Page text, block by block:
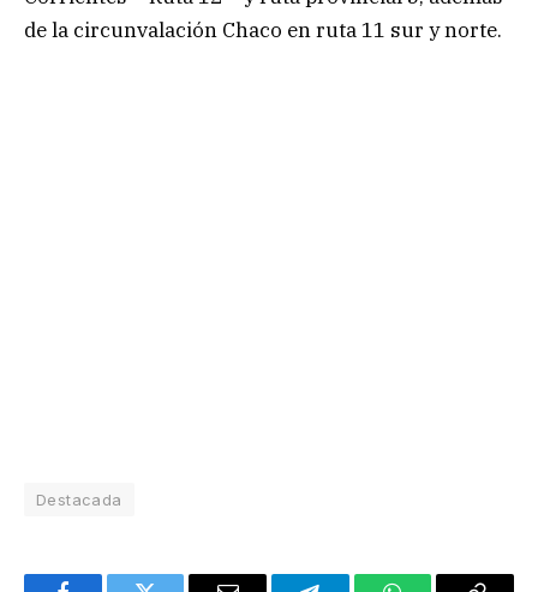
de la circunvalación Chaco en ruta 11 sur y norte.
Destacada